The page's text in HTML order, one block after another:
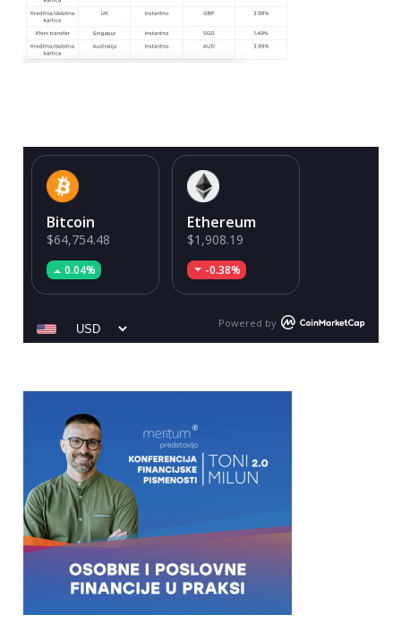
Bitcoin
$64,754.48
0.04%
Ethereum
$1,908.19
-0.38%
Powered by